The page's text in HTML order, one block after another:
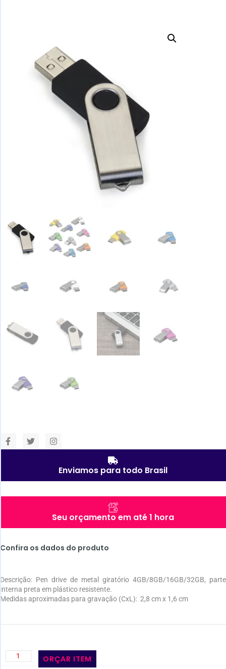
Enviamos para todo Brasil
Seu orçamento em até 1 hora
Confira os dados do produto
Descrição: Pen drive de metal giratório 4GB/8GB/16GB/32GB, parte
interna preta em plástico resistente.
Medidas aproximadas para gravação (CxL): 2,8 cm x 1,6 cm
ORÇAR ITEM